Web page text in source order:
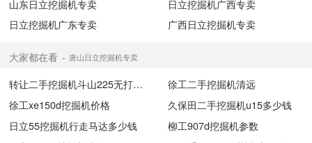
山东日立挖掘机专卖
日立挖掘机广西专卖
日立挖掘机广东专卖
广西日立挖掘机专卖
大家都在看 唐山日立挖掘机专卖
转让二手挖掘机斗山225无打锤史
徐工二手挖掘机清远
徐工xe150d挖掘机价格
久保田二手挖掘机u15多少钱
日立55挖掘机行走马达多少钱
柳工907d挖掘机参数